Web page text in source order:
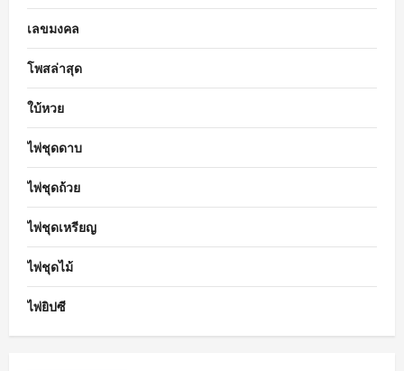
เลขมงคล
โพสล่าสุด
ใบ้หวย
ไพ่ชุดดาบ
ไพ่ชุดถ้วย
ไพ่ชุดเหรียญ
ไพ่ชุดไม้
ไพ่ยิปซี